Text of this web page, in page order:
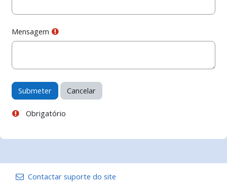
Mensagem
Obrigatório
Contactar suporte do site